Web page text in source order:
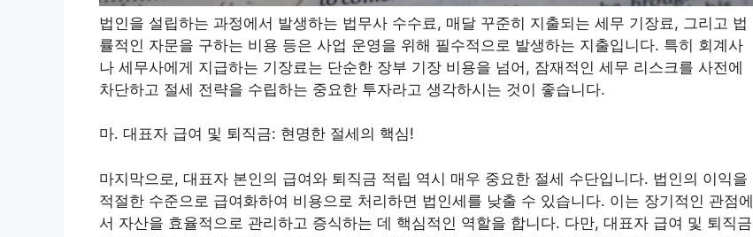
법인을 설립하는 과정에서 발생하는 법무사 수수료, 매달 꾸준히 지출되는 세무 기장료, 그리고 법
률적인 자문을 구하는 비용 등은 사업 운영을 위해 필수적으로 발생하는 지출입니다. 특히 회계사
나 세무사에게 지급하는 기장료는 단순한 장부 기장 비용을 넘어, 잠재적인 세무 리스크를 사전에
차단하고 절세 전략을 수립하는 중요한 투자라고 생각하시는 것이 좋습니다.
마. 대표자 급여 및 퇴직금: 현명한 절세의 핵심!
마지막으로, 대표자 본인의 급여와 퇴직금 적립 역시 매우 중요한 절세 수단입니다. 법인의 이익을
적절한 수준으로 급여화하여 비용으로 처리하면 법인세를 낮출 수 있습니다. 이는 장기적인 관점에
서 자산을 효율적으로 관리하고 증식하는 데 핵심적인 역할을 합니다. 다만, 대표자 급여 및 퇴직금